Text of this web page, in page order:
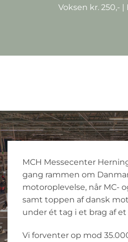
Voksen kr. 250,- |
MCH Messecenter
gang rammen om
motoroplevelse, når MC-
samt toppen af dansk
under ét tag i et brag af
Vi forventer op mod